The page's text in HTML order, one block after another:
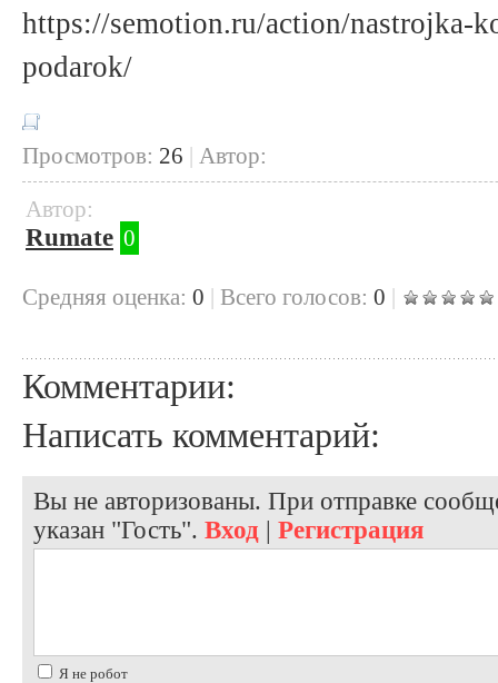
https://semotion.ru/action/nastrojka-
podarok/
Просмотров: 26 | Автор:
Автор:
Rumate 0
Cредняя оценка: 0 | Всего голосов: 0 |
Комментарии:
Написать комментарий:
Вы не авторизованы. При отправке
указан "Гость". Вход | Регистрация
Я не робот